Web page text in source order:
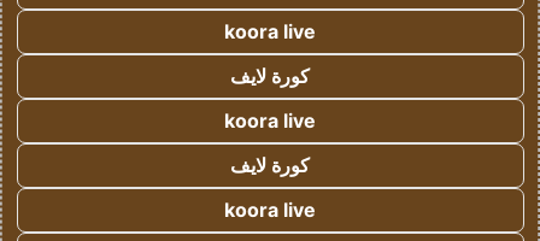
koora live
كورة لايف
koora live
كورة لايف
koora live